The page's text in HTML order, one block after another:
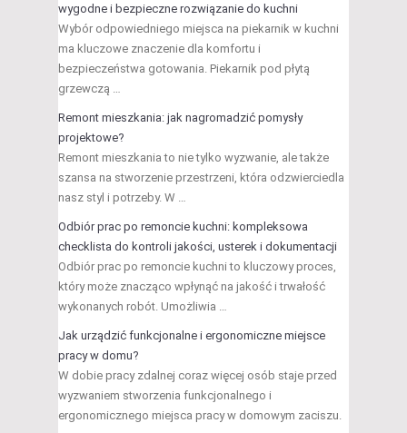
wygodne i bezpieczne rozwiązanie do kuchni
Wybór odpowiedniego miejsca na piekarnik w kuchni
ma kluczowe znaczenie dla komfortu i
bezpieczeństwa gotowania. Piekarnik pod płytą
grzewczą …
Remont mieszkania: jak nagromadzić pomysły
projektowe?
Remont mieszkania to nie tylko wyzwanie, ale także
szansa na stworzenie przestrzeni, która odzwierciedla
nasz styl i potrzeby. W …
Odbiór prac po remoncie kuchni: kompleksowa
checklista do kontroli jakości, usterek i dokumentacji
Odbiór prac po remoncie kuchni to kluczowy proces,
który może znacząco wpłynąć na jakość i trwałość
wykonanych robót. Umożliwia …
Jak urządzić funkcjonalne i ergonomiczne miejsce
pracy w domu?
W dobie pracy zdalnej coraz więcej osób staje przed
wyzwaniem stworzenia funkcjonalnego i
ergonomicznego miejsca pracy w domowym zaciszu.